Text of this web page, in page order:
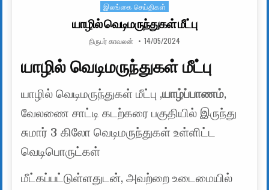
Posted in
இலங்கை செய்திகள்
யாழில் வெடிமருந்துகள் மீட்பு
AUTHOR:
நிருபர் காவலன் PUBLISHED DATE:
14/05/2024
யாழில் வெடிமருந்துகள் மீட்பு
யாழில் வெடிமருந்துகள் மீட்பு ,யாழ்ப்பாணம்,
வேலணை சாட்டி கடற்கரை பகுதியில் இருந்து
சுமார் 3 கிலோ வெடிமருந்துகள் உள்ளிட்ட
வெடிபொருட்கள்
மீட்கப்பட்டுள்ளதுடன், அவற்றை உடைமையில்